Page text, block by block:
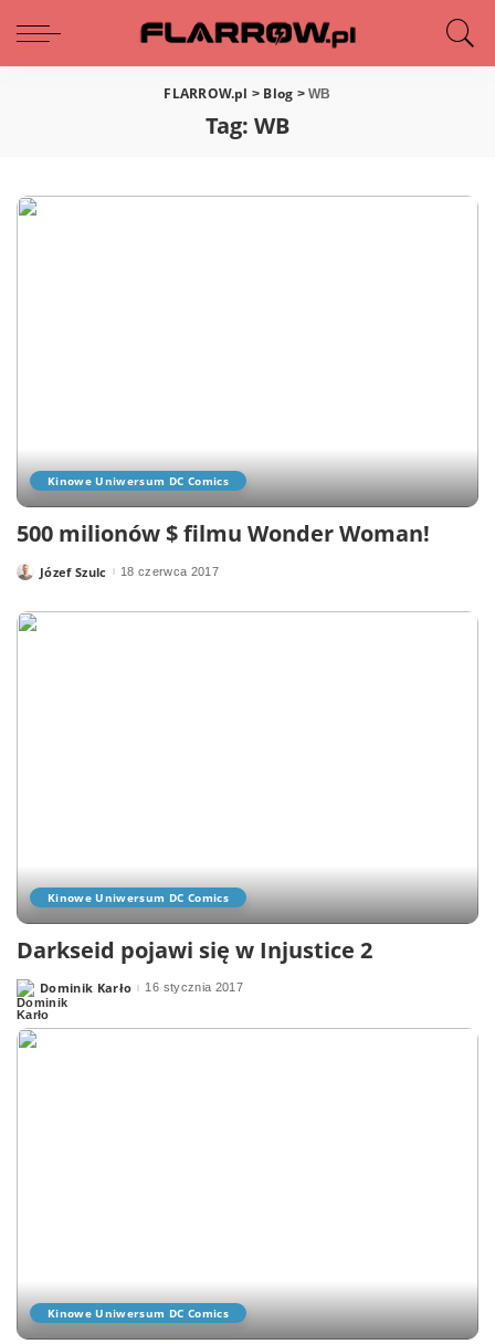
FLARROW.pl > Blog >WB
Tag: WB
Kinowe Uniwersum DC Comics
500 milionów $ filmu Wonder Woman!
PostedJózef Szulc 18 czerwca 2017
Kinowe Uniwersum DC Comics
Darkseid pojawi się w Injustice 2
Posted
by
Dominik Karło 16 stycznia 2017
Kinowe Uniwersum DC Comics